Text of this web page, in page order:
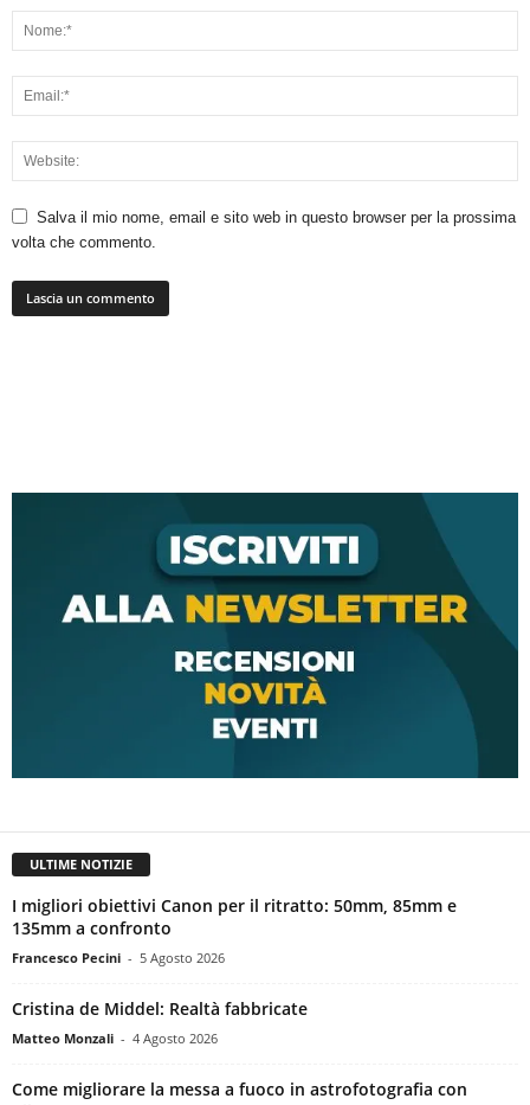
Salva il mio nome, email e sito web in questo browser per la prossima
volta che commento.
ULTIME NOTIZIE
I migliori obiettivi Canon per il ritratto: 50mm, 85mm e
135mm a confronto
Francesco Pecini - 5 Agosto 2026
Cristina de Middel: Realtà fabbricate
Matteo Monzali - 4 Agosto 2026
Come migliorare la messa a fuoco in astrofotografia con